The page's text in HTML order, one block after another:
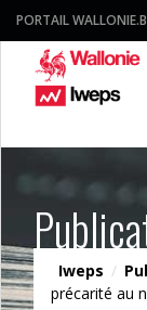
PORTAIL
Iweps /
précarité au